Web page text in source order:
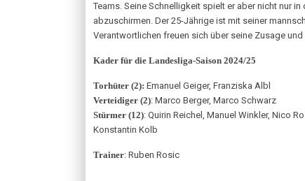
Teams. Seine Schnelligkeit spielt er aber nicht nur
abzuschirmen. Der 25-Jährige ist mit seiner
Verantwortlichen freuen sich über seine Zusage
Kader für die Landesliga-Saison 2024/25
Torhüter (2): Emanuel Geiger, Franziska Albl
Verteidiger (2): Marco Berger, Marco Schwarz
Stürmer (12): Quirin Reichel, Manuel Winkler, Nico
Konstantin Kolb
Trainer: Ruben Rosic